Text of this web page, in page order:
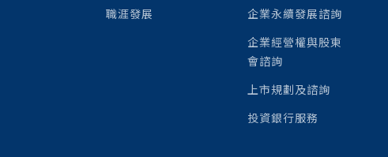
職涯發展
企業永續發展諮詢
企業經營權與股東
會諮詢
上市規劃及諮詢
投資銀行服務